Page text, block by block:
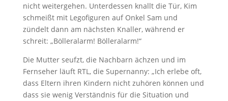
nicht weitergehen. Unterdessen knallt die Tür, Kim
schmeißt mit Legofiguren auf Onkel Sam und
zündelt dann am nächsten Knaller, während er
schreit: „Bölleralarm! Bölleralarm!“
Die Mutter seufzt, die Nachbarn ächzen und im
Fernseher läuft RTL, die Supernanny: „Ich erlebe oft,
dass Eltern ihren Kindern nicht zuhören können und
dass sie wenig Verständnis für die Situation und